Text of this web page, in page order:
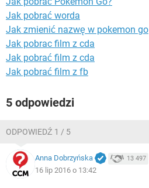
WINDOWS 10
Jak pobrać worda
Jak zmienić nazwę w pokemon go
Jak pobrac film z cda
Jak pobrać film z cda
Jak pobrać film z fb
5 odpowiedzi
ODPOWIEDŹ 1 / 5
Anna Dobrzyńska 13 497
16 lip 2016 o 13:42